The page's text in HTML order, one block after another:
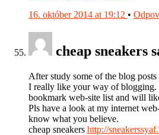
16. október 2014 at 19:12 •
cheap sneakers
After study some of the blog
I really like your way of
bookmark web-site list and will
Pls have a look at my internet
know what you believe.
cheap sneakers http://